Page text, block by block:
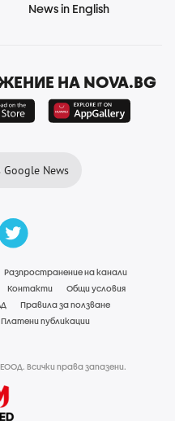
News in English
НА NOVA.BG
Google News
Разпространение на канали
Контакти
Общи условия
Правила за ползване
Платени публикации
Всички права запазени.